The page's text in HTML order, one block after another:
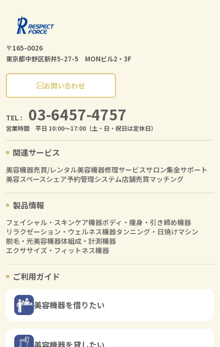
〒165-0026
東京都中野区新井5-27-5 MONビル2・3F
お問い合わせ
TEL : 03-6457-4757
営業時間 平日 10:00〜17:00（土・日・祝日は定休日）
関連サービス
美容機器売買/レンタル美容機器修理サービスサロン集金サポート
美容スペースシェア予約管理システム店舗売買マッチング
製品情報
フェイシャル・スキンケア機器ボディ・痩身・引き締め機器
リラクゼーション・ウェルネス機器タンニング・日焼けマシン
脱毛・光美容機器体組成・計測機器
エクササイズ・フィットネス機器
ご利用ガイド
美容機器を借りたい